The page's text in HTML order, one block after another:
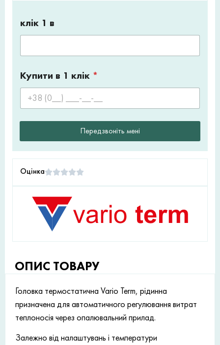
клік 1 в
Купити в 1 клік *
Передзвоніть мені
Оцінка
ОПИС ТОВАРУ
Головка термостатична Vario Term, рідинна
призначена для автоматичного регулювання витрат
теплоносія через опалювальний прилад.
Залежно від налаштувань і температури